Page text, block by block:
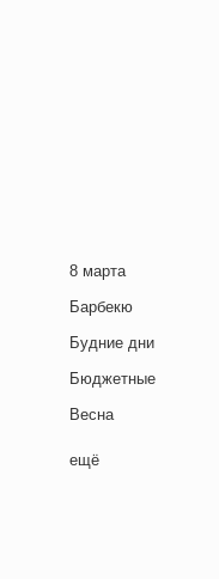
8 марта
Барбекю
Будние дни
Бюджетные
Весна
Выходные дни
ещё